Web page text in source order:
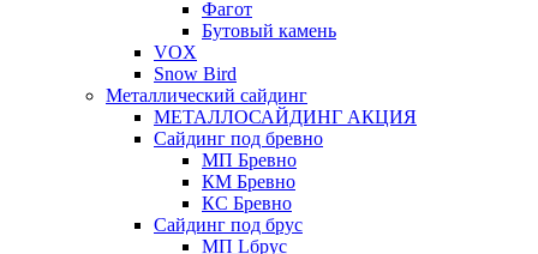
Фагот
Бутовый камень
VOX
Snow Bird
Металлический сайдинг
МЕТАЛЛОСАЙДИНГ АКЦИЯ
Сайдинг под бревно
МП Бревно
КМ Бревно
КС Бревно
Сайдинг под брус
МП Lбрус